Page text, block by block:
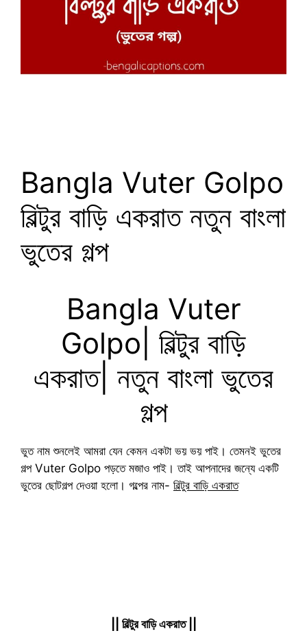
Bangla Vuter Golpo
বিল্টুর বাড়ি একরাত নতুন বাংলা
ভুতের গল্প
Bangla Vuter
Golpo| বিল্টুর বাড়ি
একরাত| নতুন বাংলা ভুতের
গল্প
ভুত নাম শুনলেই আমরা যেন কেমন একটা ভয় ভয় পাই। তেমনই ভুতের
গল্প Vuter Golpo পড়তে মজাও পাই। তাই আপনাদের জন্যে একটি
ভুতের ছোটগল্প দেওয়া হলো। গল্পের নাম- বিল্টুর বাড়ি একরাত
|| বিল্টুর বাড়ি একরাত ||